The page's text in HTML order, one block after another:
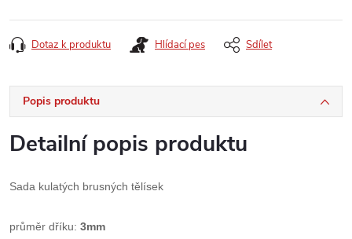
cena:
Dotaz k produktu Hlídací pes Sdílet
Popis produktu
Detailní popis produktu
Sada kulatých brusných tělísek
průměr dříku: 3mm